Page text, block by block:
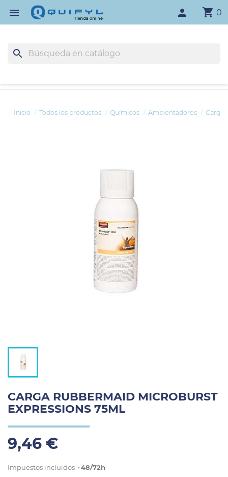
 shopping_cart 0
person
search
Inicio Todos los productos Químicos Ambientadores Carga
CARGA RUBBERMAID MICROBURST
EXPRESSIONS 75ML
9,46 €
Impuestos incluidos 48/72h